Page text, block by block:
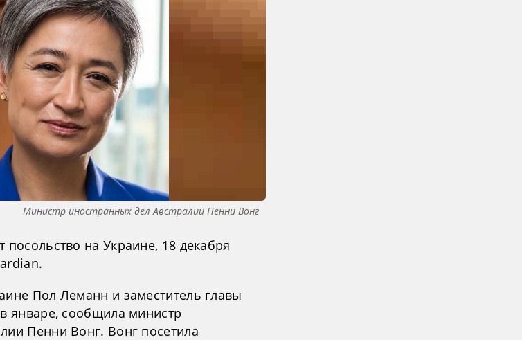
Министр иностранных дел Австралии Пенни Вонг
посольство на Украине, 18 декабря
Пол Леманн и заместитель главы
январе, сообщила министр
Пенни Вонг. Вонг посетила